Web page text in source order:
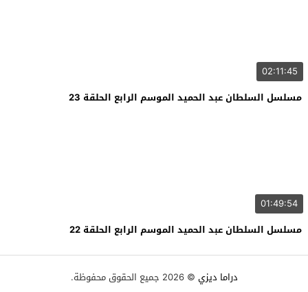
02:11:45
مسلسل السلطان عبد الحميد الموسم الرابع الحلقة 23
01:49:54
مسلسل السلطان عبد الحميد الموسم الرابع الحلقة 22
دراما ديزي © 2026 جميع الحقوق محفوظة.